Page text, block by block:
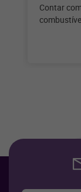
Contar